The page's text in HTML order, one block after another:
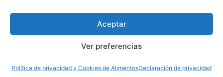
Aceptar
Ver preferencias
Política de privacidad y Cookies de AlimentosDeclaración de privacidad
Peras
peras tienen un IG de aproximadamente 38, lo que las
Las peras son ricas en antioxidantes, que pueden ayudar a
reducir el riesgo de ciertas enfermedades crónicas como las